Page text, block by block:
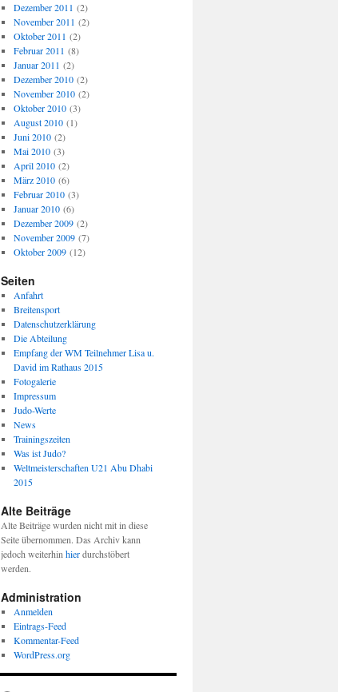
Dezember 2011 (2)
November 2011 (2)
Oktober 2011 (2)
Februar 2011 (8)
Januar 2011 (2)
Dezember 2010(2)
November 2010(2)
Oktober 2010(3)
August 2010(1)
Juni 2010(2)
Mai 2010(3)
April 2010(2)
März 2010(6)
Februar 2010(3)
Januar 2010(6)
Dezember 2009(2)
November 2009(7)
Oktober 2009(12)
Seiten
Anfahrt
Breitensport
Datenschutzerklärung
Die Abteilung
Empfang der WM Teilnehmer Lisa u.
David im Rathaus 2015
Fotogalerie
Impressum
Judo-Werte
News
Trainingszeiten
Was ist Judo?
Weltmeisterschaften U21 Abu Dhabi
2015
Alte Beiträge
Alte Beiträge wurden nicht mit in diese
Seite übernommen. Das Archiv kann
jedoch weiterhin hierdurchstöbert
werden.
Administration
Anmelden
Eintrags-Feed
Kommentar-Feed
WordPress.org